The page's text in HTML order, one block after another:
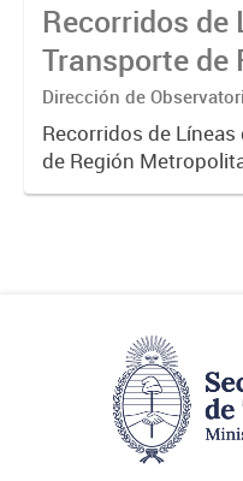
Recorridos de
Transporte de
Metropolitana
Buenos Aires
Dirección de
Transporte, Estudio y
Recorridos de
de Región
Aires (RMBA).-